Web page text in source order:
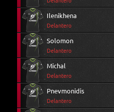
Ilenikhena
Delantero
Solomon
Delantero
Michal
Delantero
Pnevmonidis
Delantero